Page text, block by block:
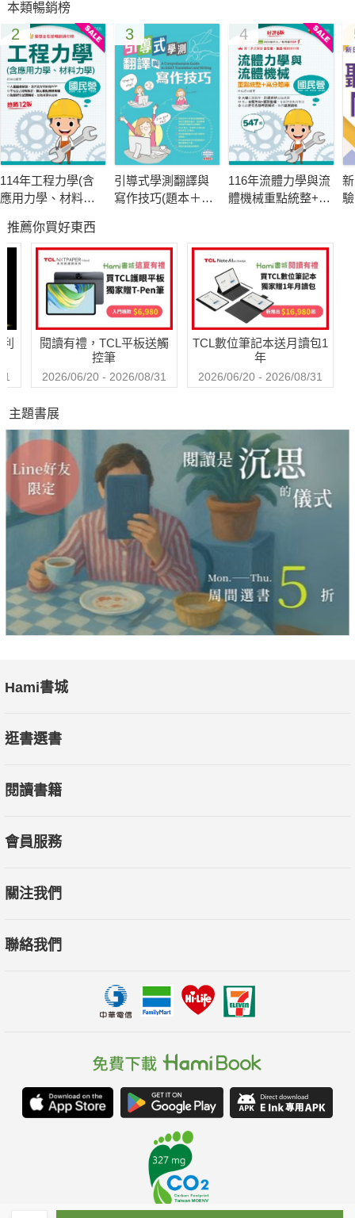
本類暢銷榜
2
114年工程力學(含
應用力學、材料力
3
引導式學測翻譯與
寫作技巧(題本＋解
4
116年流體力學與流
體機械重點統整+高
推薦你買好東西
閱讀有禮，TCL平板送觸
控筆
2026/06/20 - 2026/08/31
TCL數位筆記本送月讀包1
年
2026/06/20 - 2026/08/31
主題書展
Hami書城
逛書選書
閱讀書籍
會員服務
關注我們
聯絡我們